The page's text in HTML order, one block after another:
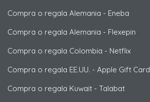
Compra o regala Alemania - Eneba
Compra o regala Alemania - Flexepin
Compra o regala Colombia - Netflix
Compra o regala EE.UU. - Apple Gift Card
Compra o regala Kuwait - Talabat